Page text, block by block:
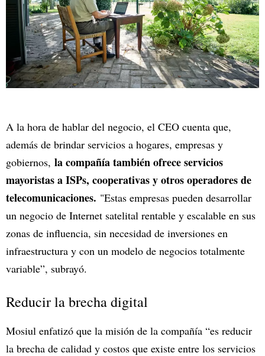
A la hora de hablar del negocio, el CEO cuenta que,
además de brindar servicios a hogares, empresas y
gobiernos, la compañía también ofrece servicios
mayoristas a ISPs, cooperativas y otros operadores de
telecomunicaciones. "Estas empresas pueden desarrollar
un negocio de Internet satelital rentable y escalable en sus
zonas de influencia, sin necesidad de inversiones en
infraestructura y con un modelo de negocios totalmente
variable”, subrayó.
Reducir la brecha digital
Mosiul enfatizó que la misión de la compañía “es reducir
la brecha de calidad y costos que existe entre los servicios